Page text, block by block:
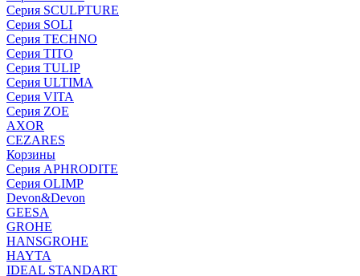
Серия SCULPTURE
Серия SOLI
Серия TECHNO
Серия TITO
Серия TULIP
Серия ULTIMA
Серия VITA
Серия ZOE
AXOR
CEZARES
Корзины
Серия APHRODITE
Серия OLIMP
Devon&Devon
GEESA
GROHE
HANSGROHE
HAYTA
IDEAL STANDART